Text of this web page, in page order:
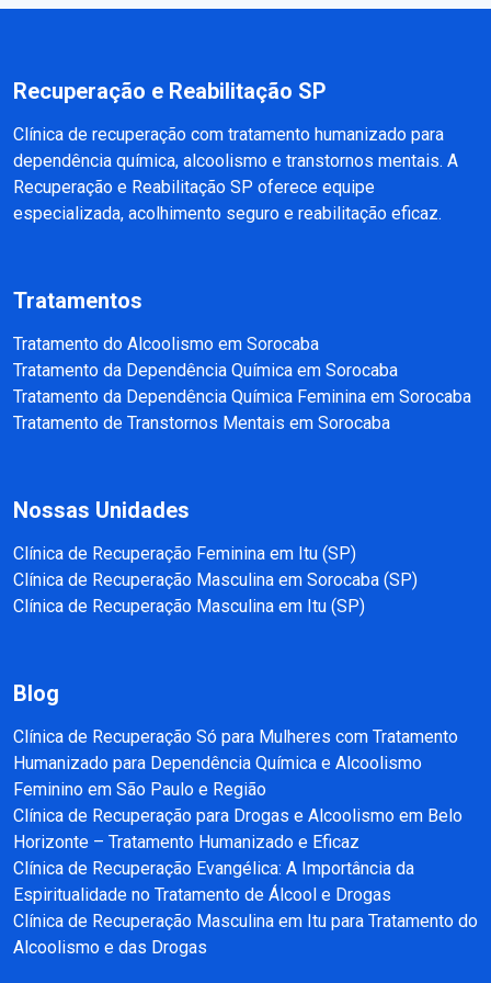
Recuperação e Reabilitação SP
Clínica de recuperação com tratamento humanizado para
dependência química, alcoolismo e transtornos mentais. A
Recuperação e Reabilitação SP oferece equipe
especializada, acolhimento seguro e reabilitação eficaz.
Tratamentos
Tratamento do Alcoolismo em Sorocaba
Tratamento da Dependência Química em Sorocaba
Tratamento da Dependência Química Feminina em Sorocaba
Tratamento de Transtornos Mentais em Sorocaba
Nossas Unidades
Clínica de Recuperação Feminina em Itu (SP)
Clínica de Recuperação Masculina em Sorocaba (SP)
Clínica de Recuperação Masculina em Itu (SP)
Blog
Clínica de Recuperação Só para Mulheres com Tratamento
Humanizado para Dependência Química e Alcoolismo
Feminino em São Paulo e Região
Clínica de Recuperação para Drogas e Alcoolismo em Belo
Horizonte – Tratamento Humanizado e Eficaz
Clínica de Recuperação Evangélica: A Importância da
Espiritualidade no Tratamento de Álcool e Drogas
Clínica de Recuperação Masculina em Itu para Tratamento do
Alcoolismo e das Drogas